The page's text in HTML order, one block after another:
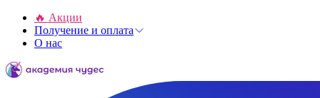
🔥 Акции
Получение и оплата
О нас